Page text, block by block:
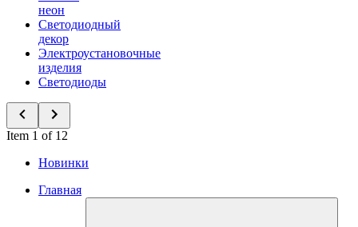
неон
Светодиодный
декор
Электроустановочные
изделия
Светодиоды
Item 1 of 12
Новинки
Главная